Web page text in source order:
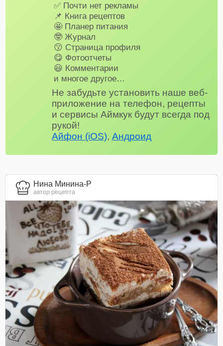
✅ Почти нет рекламы
📌 Книга рецептов
🤩 Планер питания
🤓 Журнал
😗 Страница профиля
😋 Фотоотчеты
😃 Комментарии
и многое другое…
Не забудьте установить наше веб-
приложение на телефон, рецепты
и сервисы Аймкук будут всегда под
рукой!
Айфон (iOS),Андроид
Нина Минина-Р
автор рецепта